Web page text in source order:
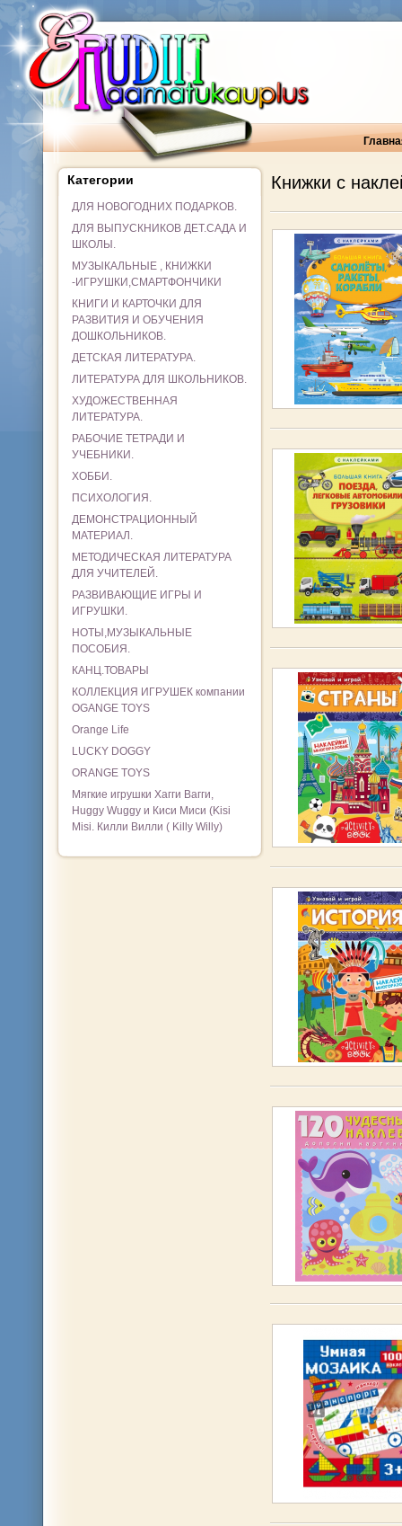
Категории
ДЛЯ НОВОГОДНИХ ПОДАРКОВ.
ДЛЯ ВЫПУСКНИКОВ ДЕТ.САДА И
ШКОЛЫ.
МУЗЫКАЛЬНЫЕ , КНИЖКИ
-ИГРУШКИ,СМАРТФОНЧИКИ
КНИГИ И КАРТОЧКИ ДЛЯ
РАЗВИТИЯ И ОБУЧЕНИЯ
ДОШКОЛЬНИКОВ.
ДЕТСКАЯ ЛИТЕРАТУРА.
ЛИТЕРАТУРА ДЛЯ ШКОЛЬНИКОВ.
ХУДОЖЕСТВЕННАЯ
ЛИТЕРАТУРА.
РАБОЧИЕ ТЕТРАДИ И
УЧЕБНИКИ.
ХОББИ.
ПСИХОЛОГИЯ.
ДЕМОНСТРАЦИОННЫЙ
МАТЕРИАЛ.
МЕТОДИЧЕСКАЯ ЛИТЕРАТУРА
ДЛЯ УЧИТЕЛЕЙ.
РАЗВИВАЮЩИЕ ИГРЫ И
ИГРУШКИ.
НОТЫ,МУЗЫКАЛЬНЫЕ
ПОСОБИЯ.
КАНЦ.ТОВАРЫ
КОЛЛЕКЦИЯ ИГРУШЕК компании
OGANGE TOYS
Orange Life
LUCKY DOGGY
ORANGE TOYS
Мягкие игрушки Хагги Вагги,
Huggy Wuggy и Киси Миси (Kisi
Misi. Килли Вилли ( Killy Willy)
Книжки с